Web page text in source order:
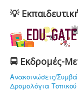
💡
🚍 Εκδρομές-
Ανακοινώσεις/
Δρομολόγια